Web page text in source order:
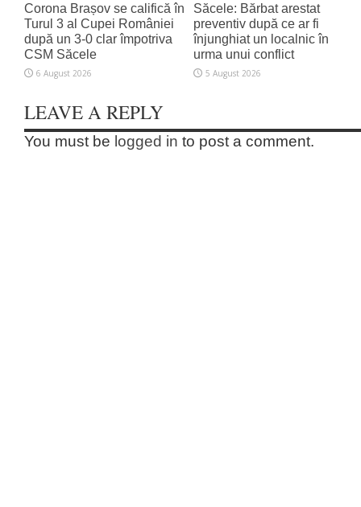
Corona Brașov se califică în
Turul 3 al Cupei României
după un 3-0 clar împotriva
CSM Săcele
6 August 2026
Săcele: Bărbat arestat
preventiv după ce ar fi
înjunghiat un localnic în
urma unui conflict
5 August 2026
LEAVE A REPLY
You must be logged in to post a comment.